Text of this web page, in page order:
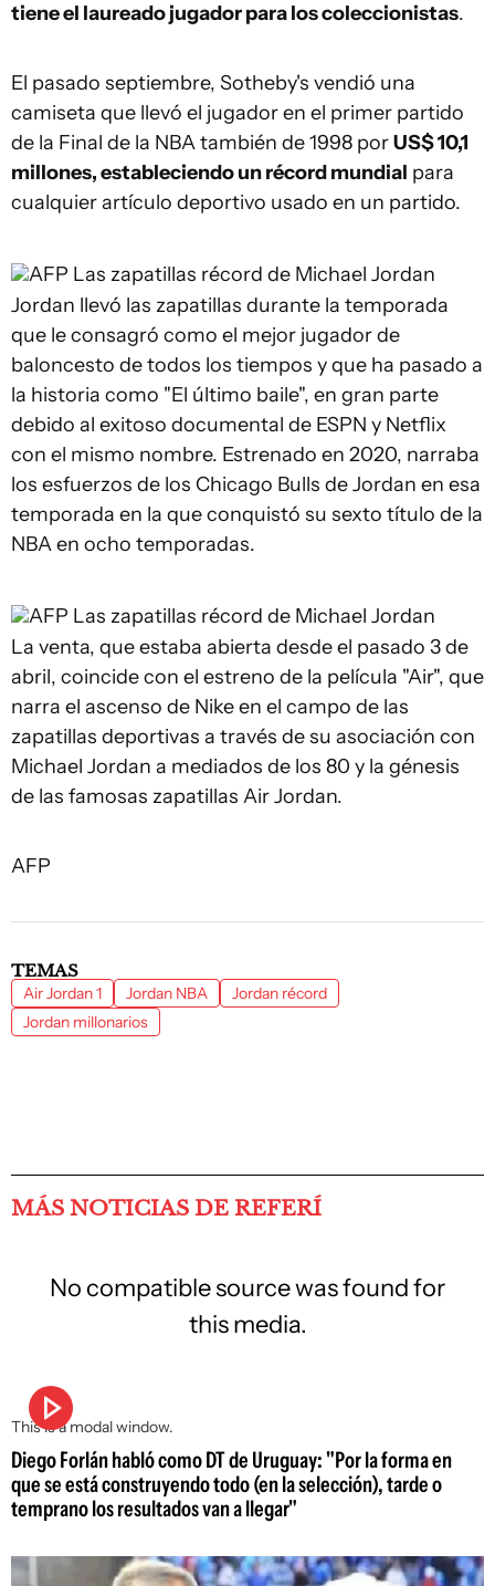
tiene el laureado jugador para los coleccionistas.
El pasado septiembre, Sotheby's vendió una
camiseta que llevó el jugador en el primer partido
de la Final de la NBA también de 1998 porUS$ 10,1
millones, estableciendo un récord mundial para
cualquier artículo deportivo usado en un partido.
AFP Las zapatillas récord de Michael Jordan
Jordan llevó las zapatillas durante la temporada
que le consagró como el mejor jugador de
baloncesto de todos los tiempos y que ha pasado a
la historia como "El último baile", en gran parte
debido al exitoso documental de ESPN y Netflix
con el mismo nombre. Estrenado en 2020, narraba
los esfuerzos de los Chicago Bulls de Jordan en esa
temporada en la que conquistó su sexto título de la
NBA en ocho temporadas.
AFP Las zapatillas récord de Michael Jordan
La venta, que estaba abierta desde el pasado 3 de
abril, coincide con el estreno de la película "Air", que
narra el ascenso de Nike en el campo de las
zapatillas deportivas a través de su asociación con
Michael Jordan a mediados de los 80 y la génesis
de las famosas zapatillas Air Jordan.
AFP
TEMAS
Air Jordan 1 Jordan NBA
Jordan récord
Jordan millonarios
MÁS NOTICIAS DE REFERÍ
This is a modal window.
No compatible source was found for
this media.
Diego Forlán habló como DT de Uruguay: "Por la forma en
que se está construyendo todo (en la selección), tarde o
temprano los resultados van a llegar"